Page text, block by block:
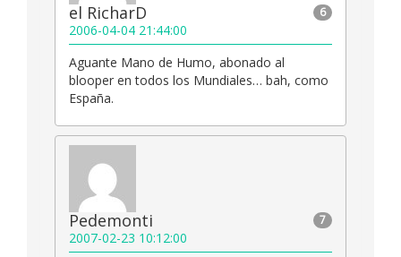
6
el RicharD
2006-04-04 21:44:00
Aguante Mano de Humo, abonado al
blooper en todos los Mundiales… bah, como
España.
7
Pedemonti
2007-02-23 10:12:00